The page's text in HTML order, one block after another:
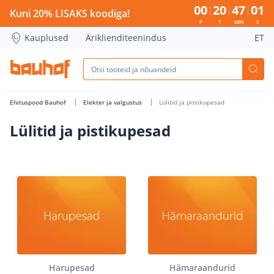
Lülitid ja pistikupesad - Bauhof has loaded
Kuni 20% LISAKS koodiga! 00
P
20
T
47
MIN
01
S
Kauplused Äriklienditeenindus ET
Ehituspood Bauhof Elekter ja valgustus Lülitid ja pistikupesad
Lülitid ja pistikupesad
Harupesad Hämaraandurid